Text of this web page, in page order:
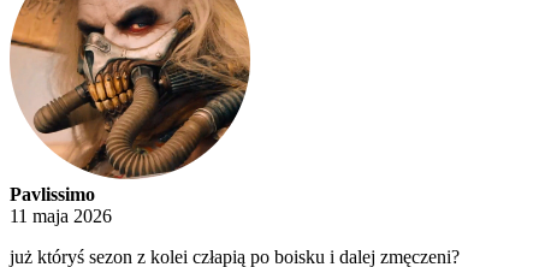
Pavlissimo
11 maja 2026
już któryś sezon z kolei człapią po boisku i dalej zmęczeni?